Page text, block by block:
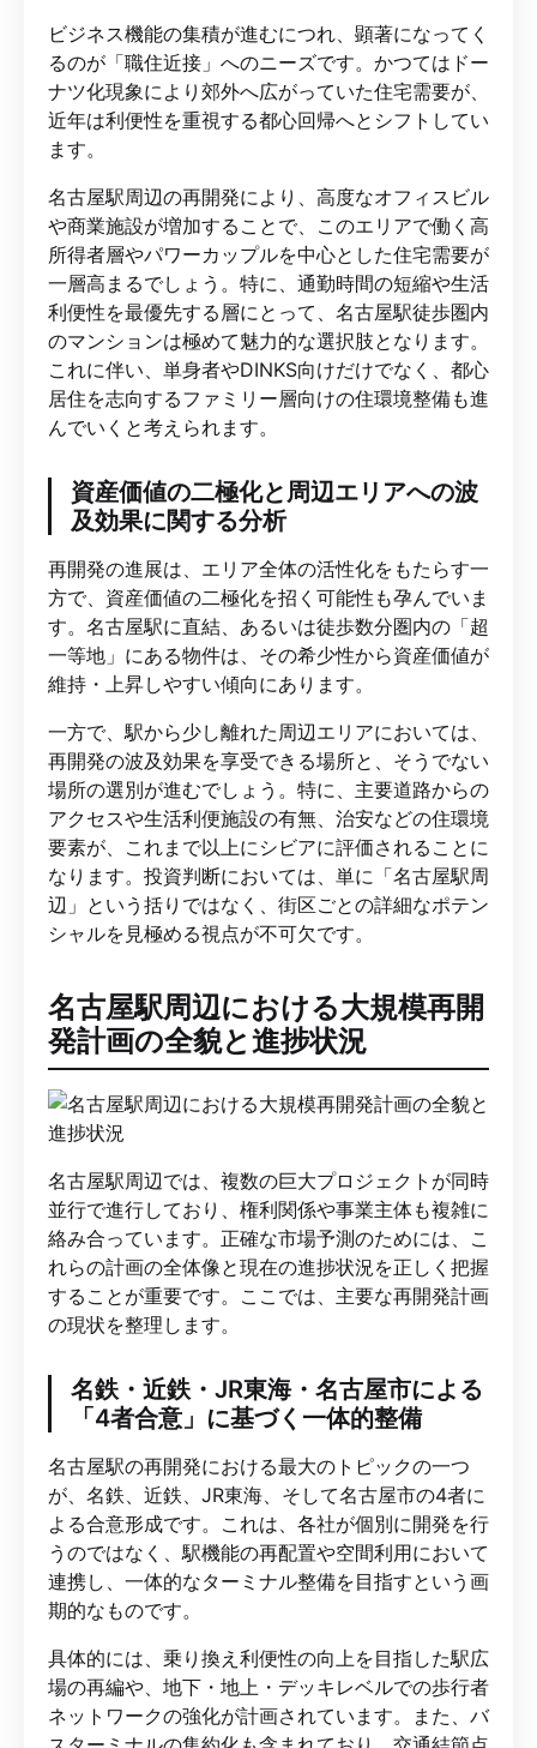
ビジネス機能の集積が進むにつれ、顕著になってく
るのが「職住近接」へのニーズです。かつてはドー
ナツ化現象により郊外へ広がっていた住宅需要が、
近年は利便性を重視する都心回帰へとシフトしてい
ます。
名古屋駅周辺の再開発により、高度なオフィスビル
や商業施設が増加することで、このエリアで働く高
所得者層やパワーカップルを中心とした住宅需要が
一層高まるでしょう。特に、通勤時間の短縮や生活
利便性を最優先する層にとって、名古屋駅徒歩圏内
のマンションは極めて魅力的な選択肢となります。
これに伴い、単身者やDINKS向けだけでなく、都心
居住を志向するファミリー層向けの住環境整備も進
んでいくと考えられます。
資産価値の二極化と周辺エリアへの波
及効果に関する分析
再開発の進展は、エリア全体の活性化をもたらす一
方で、資産価値の二極化を招く可能性も孕んでいま
す。名古屋駅に直結、あるいは徒歩数分圏内の「超
一等地」にある物件は、その希少性から資産価値が
維持・上昇しやすい傾向にあります。
一方で、駅から少し離れた周辺エリアにおいては、
再開発の波及効果を享受できる場所と、そうでない
場所の選別が進むでしょう。特に、主要道路からの
アクセスや生活利便施設の有無、治安などの住環境
要素が、これまで以上にシビアに評価されることに
なります。投資判断においては、単に「名古屋駅周
辺」という括りではなく、街区ごとの詳細なポテン
シャルを見極める視点が不可欠です。
名古屋駅周辺における大規模再開
発計画の全貌と進捗状況
名古屋駅周辺では、複数の巨大プロジェクトが同時
並行で進行しており、権利関係や事業主体も複雑に
絡み合っています。正確な市場予測のためには、こ
れらの計画の全体像と現在の進捗状況を正しく把握
することが重要です。ここでは、主要な再開発計画
の現状を整理します。
名鉄・近鉄・JR東海・名古屋市による
「4者合意」に基づく一体的整備
名古屋駅の再開発における最大のトピックの一つ
が、名鉄、近鉄、JR東海、そして名古屋市の4者に
よる合意形成です。これは、各社が個別に開発を行
うのではなく、駅機能の再配置や空間利用において
連携し、一体的なターミナル整備を目指すという画
期的なものです。
具体的には、乗り換え利便性の向上を目指した駅広
場の再編や、地下・地上・デッキレベルでの歩行者
ネットワークの強化が計画されています。また、バ